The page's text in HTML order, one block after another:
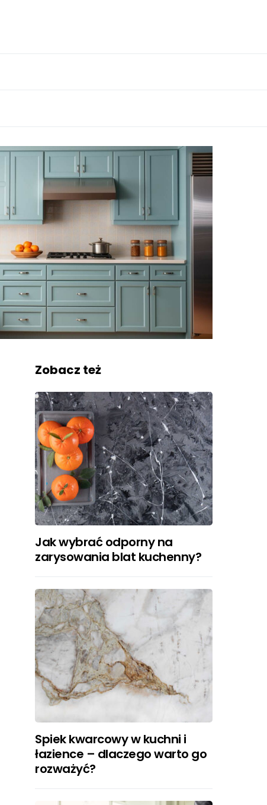
Zobacz też
Jak wybrać odporny na
zarysowania blat kuchenny?
Spiek kwarcowy w kuchni i
łazience – dlaczego warto go
rozważyć?